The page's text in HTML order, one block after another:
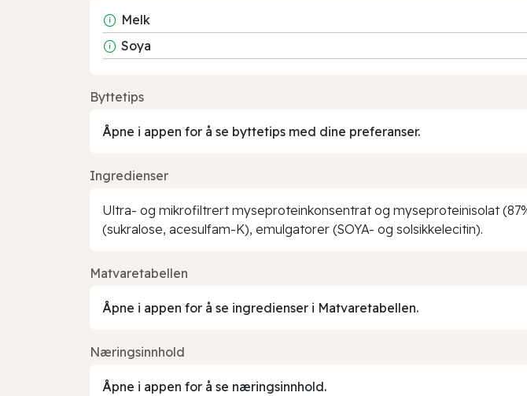
Melk
Soya
Byttetips
Åpne i appen for å se byttetips med dine preferanser.
Ingredienser
Ultra- og mikrofiltrert myseproteinkonsentrat og myseproteinisolat
(sukralose, acesulfam-K), emulgatorer (SOYA- og solsikkelecitin).
Matvaretabellen
Åpne i appen for å se ingredienser i Matvaretabellen.
Næringsinnhold
Åpne i appen for å se næringsinnhold.